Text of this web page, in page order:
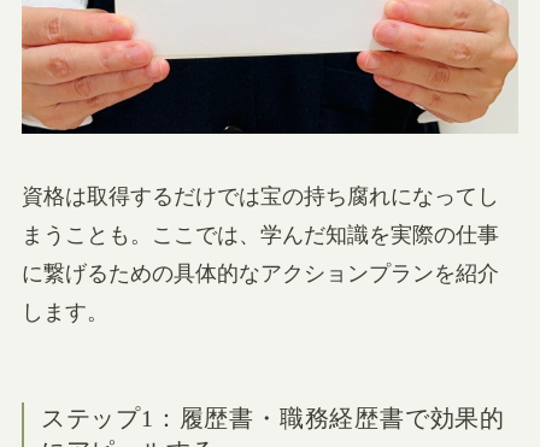
資格は取得するだけでは宝の持ち腐れになってし
まうことも。ここでは、学んだ知識を実際の仕事
に繋げるための具体的なアクションプランを紹介
します。
ステップ1：履歴書・職務経歴書で効果的